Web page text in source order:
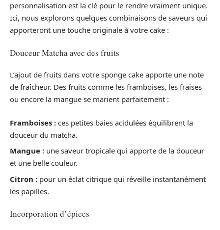
personnalisation est la clé pour le rendre vraiment unique.
Ici, nous explorons quelques combinaisons de saveurs qui
apporteront une touche originale à votre cake :
Douceur Matcha avec des fruits
L’ajout de fruits dans votre sponge cake apporte une note
de fraîcheur. Des fruits comme les framboises, les fraises
ou encore la mangue se marient parfaitement :
Framboises : ces petites baies acidulées équilibrent la
douceur du matcha.
Mangue : une saveur tropicale qui apporte de la douceur
et une belle couleur.
Citron : pour un éclat citrique qui réveille instantanément
les papilles.
Incorporation d’épices